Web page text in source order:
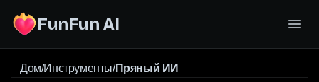
FunFun AI
Дом/Инструменты/Пряный ИИ